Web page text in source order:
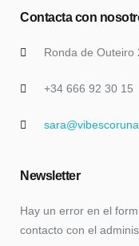
Contacta con
Ronda de Outeiro
+34 666 92 30 15
Newsletter
Hay un error en el
contacto con el